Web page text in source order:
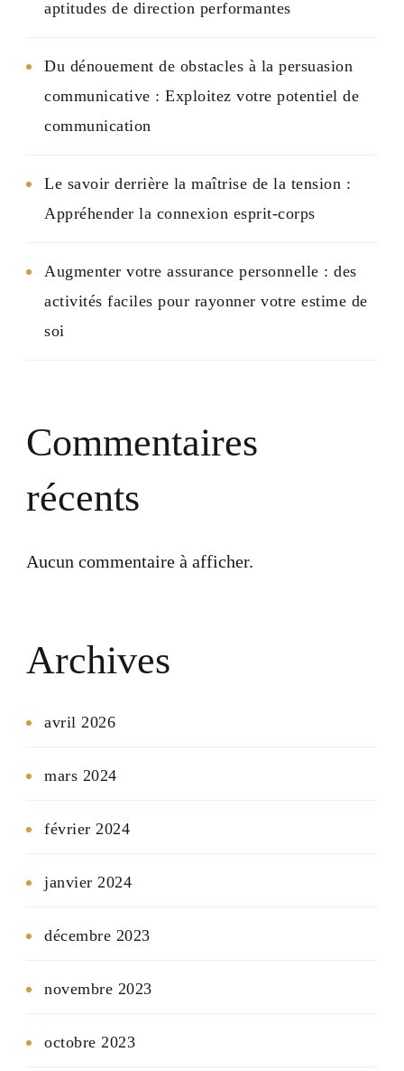
aptitudes de direction performantes
Du dénouement de obstacles à la persuasion
communicative : Exploitez votre potentiel de
communication
Le savoir derrière la maîtrise de la tension :
Appréhender la connexion esprit-corps
Augmenter votre assurance personnelle : des
activités faciles pour rayonner votre estime de
soi
Commentaires
récents
Aucun commentaire à afficher.
Archives
avril 2026
mars 2024
février 2024
janvier 2024
décembre 2023
novembre 2023
octobre 2023